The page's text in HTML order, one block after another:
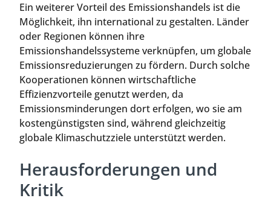
Ein weiterer Vorteil des Emissionshandels ist die
Möglichkeit, ihn international zu gestalten. Länder
oder Regionen können ihre
Emissionshandelssysteme verknüpfen, um globale
Emissionsreduzierungen zu fördern. Durch solche
Kooperationen können wirtschaftliche
Effizienzvorteile genutzt werden, da
Emissionsminderungen dort erfolgen, wo sie am
kostengünstigsten sind, während gleichzeitig
globale Klimaschutzziele unterstützt werden.
Herausforderungen und
Kritik